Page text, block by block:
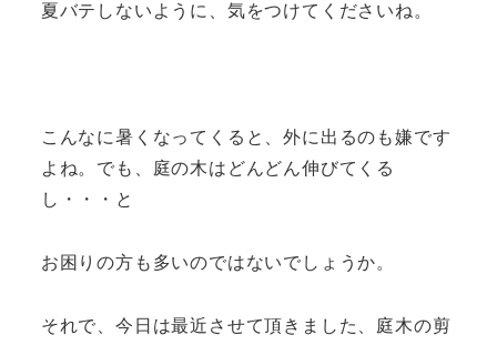
夏バテしないように、気をつけてくださいね。
こんなに暑くなってくると、外に出るのも嫌です
よね。でも、庭の木はどんどん伸びてくる
し・・・と
お困りの方も多いのではないでしょうか。
それで、今日は最近させて頂きました、庭木の剪